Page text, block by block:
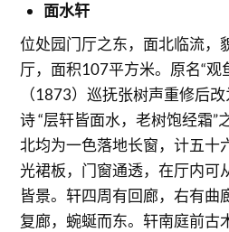
面水轩
位处园门厅之东，面北临流，
厅，面积107平方米。原名“观
（1873）巡抚张树声重修后
诗 “层轩皆面水，老树饱经霜”
北均为一色落地长窗，计五十
光裙板，门窗通透，在厅内可
皆景。轩四周有回廊，右有曲
复廊，蜿蜒而东。轩南庭前古